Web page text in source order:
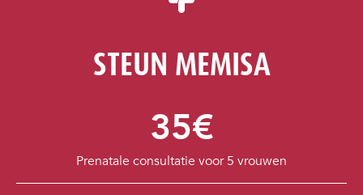
STEUN MEMISA
35€
Prenatale consultatie voor 5 vrouwen